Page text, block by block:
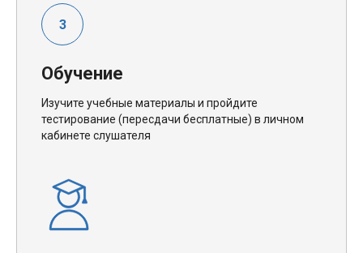
Обучение
Изучите учебные материалы и пройдите
тестирование (пересдачи бесплатные) в личном
кабинете слушателя